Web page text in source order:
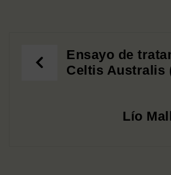
Ensayo de
Celtis Australis
Lío